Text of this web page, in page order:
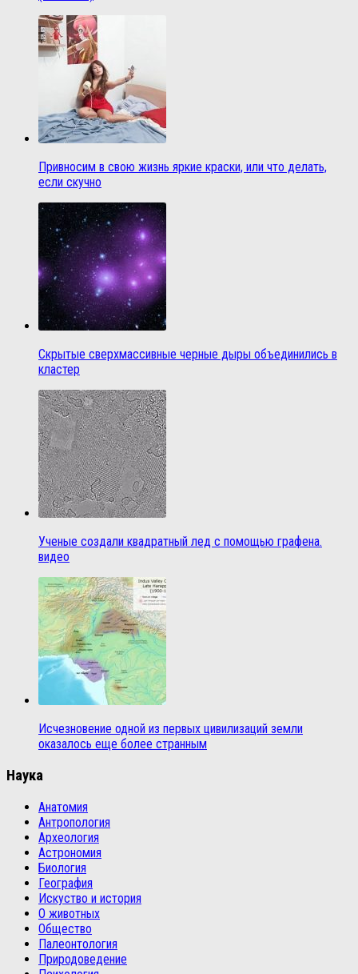
Привносим в свою жизнь яркие краски, или что делать,
если скучно
Скрытые сверхмассивные черные дыры объединились в
кластер
Ученые создали квадратный лед с помощью графена.
видео
Исчезновение одной из первых цивилизаций земли
оказалось еще более странным
Наука
Анатомия
Антропология
Археология
Астрономия
Биология
География
Искуство и история
О животных
Общество
Палеонтология
Природоведение